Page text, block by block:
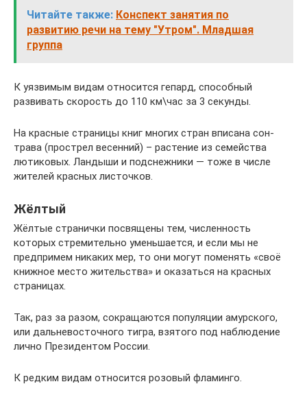
Читайте также: Конспект занятия по
развитию речи на тему "Утром". Младшая
группа
К уязвимым видам относится гепард, способный
развивать скорость до 110 км\час за 3 секунды.
На красные страницы книг многих стран вписана сон-
трава (прострел весенний) – растение из семейства
лютиковых. Ландыши и подснежники — тоже в числе
жителей красных листочков.
Жёлтый
Жёлтые странички посвящены тем, численность
которых стремительно уменьшается, и если мы не
предпримем никаких мер, то они могут поменять «своё
книжное место жительства» и оказаться на красных
страницах.
Так, раз за разом, сокращаются популяции амурского,
или дальневосточного тигра, взятого под наблюдение
лично Президентом России.
К редким видам относится розовый фламинго.